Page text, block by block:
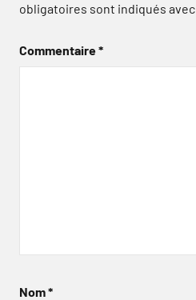
obligatoires sont indiqués avec
Commentaire*
Nom*